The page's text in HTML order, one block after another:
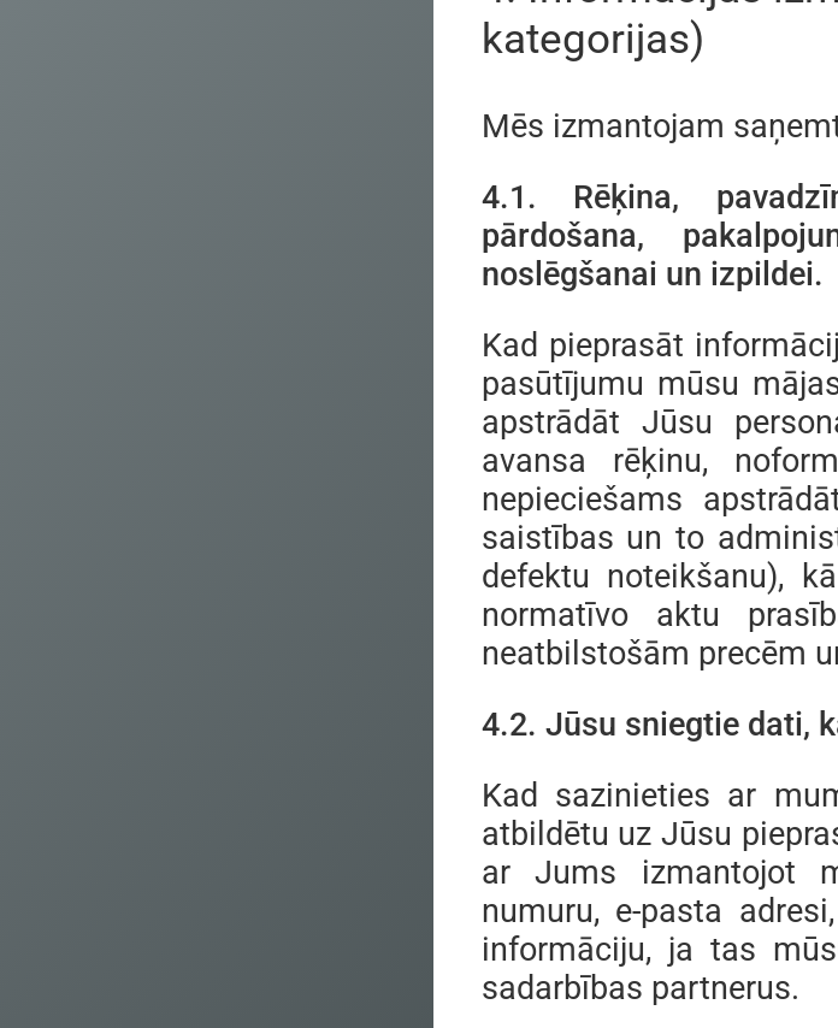
kategorijas)
Mēs izmantojam
4.1. Rēķina,
pārdošana,
noslēgšanai un izpildei.
Kad pieprasāt
pasūtījumu mūsu
apstrādāt Jūsu
avansa rēķinu,
nepieciešams
saistības un to
defektu noteikšanu),
normatīvo aktu
neatbilstošām precēm
4.2. Jūsu sniegtie dati,
Kad sazinieties ar
atbildētu uz Jūsu
ar Jums izmantojot
numuru, e-pasta
informāciju, ja tas
sadarbības partnerus.